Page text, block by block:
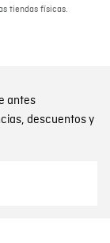
tiendas físicas.
antes
descuentos y